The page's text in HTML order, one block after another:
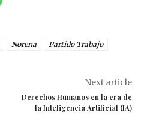
Norena Partido Trabajo
Next article
Derechos Humanos en la era de
la Inteligencia Artificial (IA)